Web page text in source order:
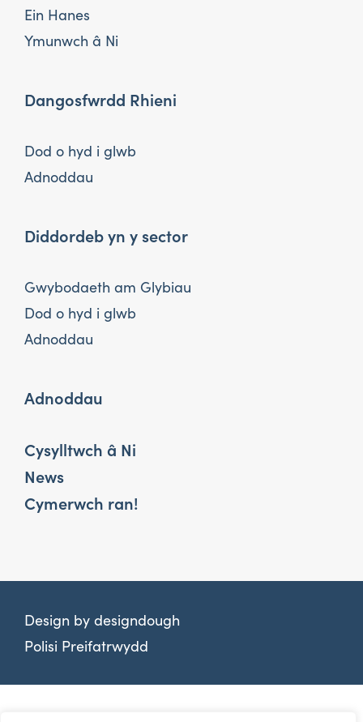
Ein Hanes
Ymunwch â Ni
Dangosfwrdd Rhieni
Dod o hyd i glwb
Adnoddau
Diddordeb yn y sector
Gwybodaeth am Glybiau
Dod o hyd i glwb
Adnoddau
Adnoddau
Cysylltwch â Ni
News
Cymerwch ran!
Design by designdough
Polisi Preifatrwydd